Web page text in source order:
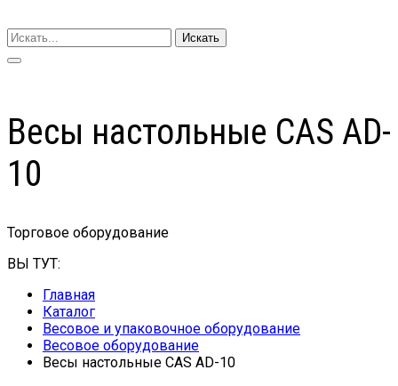
Искать
Весы настольные CAS AD-
10
Торговое оборудование
ВЫ ТУТ:
Главная
Каталог
Весовое и упаковочное оборудование
Весовое оборудование
Весы настольные CAS AD-10